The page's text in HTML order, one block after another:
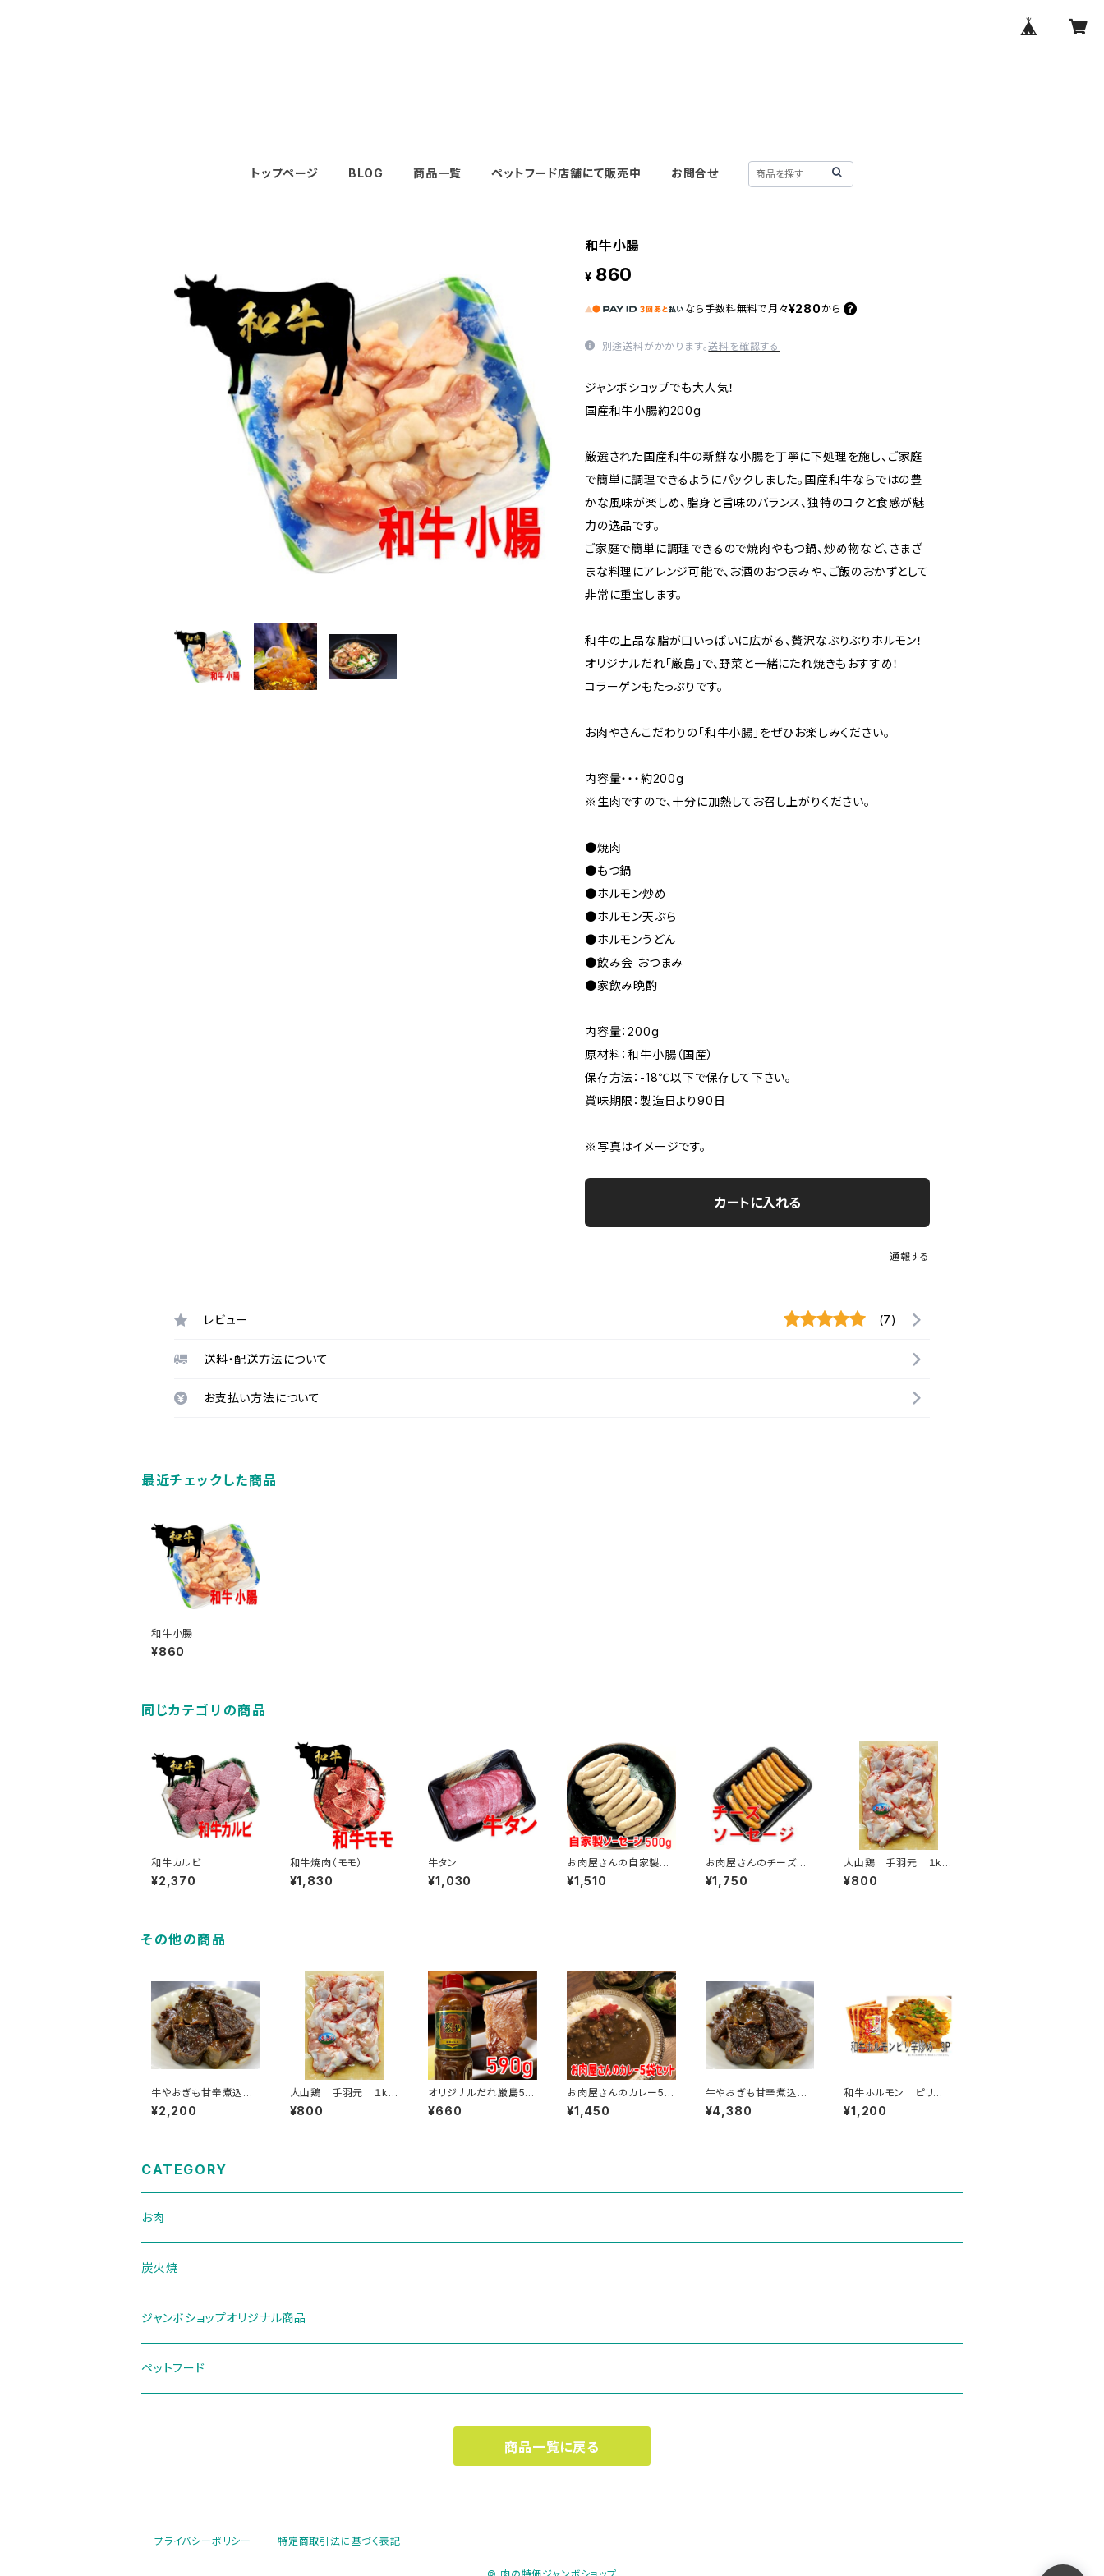
トップページ BLOG 商品一覧 ペットフード店舗にて販売中 お問合せ
和牛小腸
¥ 860
なら 手数料無料で 月々¥280 から
別途送料がかかります。送料を確認する
ジャンボショップでも大人気！
国産和牛小腸約200g
厳選された国産和牛の新鮮な小腸を丁寧に下処理を施し、ご家庭
で簡単に調理できるようにパックしました。国産和牛ならではの豊
かな風味が楽しめ、脂身と旨味のバランス、独特のコクと食感が魅
力の逸品です。
ご家庭で簡単に調理できるので焼肉やもつ鍋、炒め物など、さまざ
まな料理にアレンジ可能で、お酒のおつまみや、ご飯のおかずとして
非常に重宝します。
和牛の上品な脂が口いっぱいに広がる、贅沢なぷりぷりホルモン！
オリジナルだれ「厳島」で、野菜と一緒にたれ焼きもおすすめ！
コラーゲンもたっぷりです。
お肉やさんこだわりの「和牛小腸」をぜひお楽しみください。
内容量・・・約200g
※生肉ですので、十分に加熱してお召し上がりください。
●焼肉
●もつ鍋
●ホルモン炒め
●ホルモン天ぷら
●ホルモンうどん
●飲み会 おつまみ
●家飲み晩酌
内容量：200g
原材料：和牛小腸（国産）
保存方法：-18℃以下で保存して下さい。
賞味期限：製造日より90日
※写真はイメージです。
カートに入れる
通報する
レビュー (7)
送料・配送方法について
お支払い方法について
最近チェックした商品
和牛小腸
¥860
同じカテゴリの商品
和牛カルビ
¥2,370
和牛焼肉（モモ）
¥1,830
牛タン
¥1,030
お肉屋さんの自家製ソ
ーセージ500g
¥1,510
お肉屋さんのチーズフ
ランク500g
¥1,750
大山鶏 手羽元 １kg
入 1袋 約17本～19
本入
¥800
その他の商品
牛やおぎも甘辛煮込
5個パックセット
¥2,200
大山鶏 手羽元 １kg
入 1袋 約17本～19
本入
¥800
オリジナルだれ厳島59
0g
¥660
お肉屋さんのカレー5袋
セット
¥1,450
牛やおぎも甘辛煮込
10個パックセット
¥4,380
和牛ホルモン ピリ辛
炒め 3Ｐセット （1
袋 約200ｇ）
¥1,200
CATEGORY
お肉
炭火焼
ジャンボショップオリジナル商品
ペットフード
商品一覧に戻る
プライバシーポリシー 特定商取引法に基づく表記